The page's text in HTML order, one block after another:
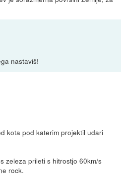
nastaviš!
kota pod katerim projektil udari
zeleza prileti s hitrostjo 60km/s
rock.